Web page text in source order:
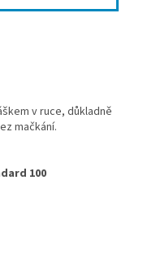
v ruce, důkladně
mačkání.
100